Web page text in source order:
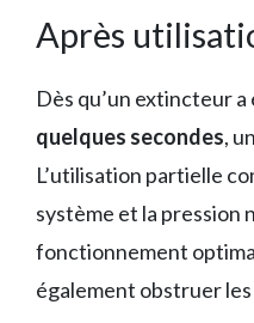
Après
Dès qu’un extincteur
quelques secondes,
L’utilisation partielle
système et la pression
fonctionnement
également obstruer